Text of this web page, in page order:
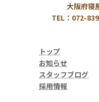
大阪府寝
TEL：072-
トップ
お知らせ
スタッフブログ
採用情報